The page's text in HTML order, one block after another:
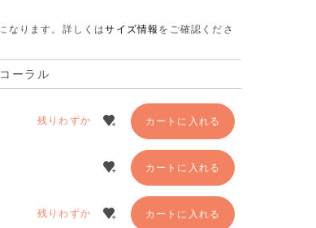
ります。 詳しくはサイズ情報 をご確認くださ
コーラル
残りわずか カートに入れる
カートに入れる
残りわずか カートに入れる